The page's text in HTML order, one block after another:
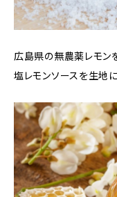
広島県の無農薬レモン
塩レモンソースを生地